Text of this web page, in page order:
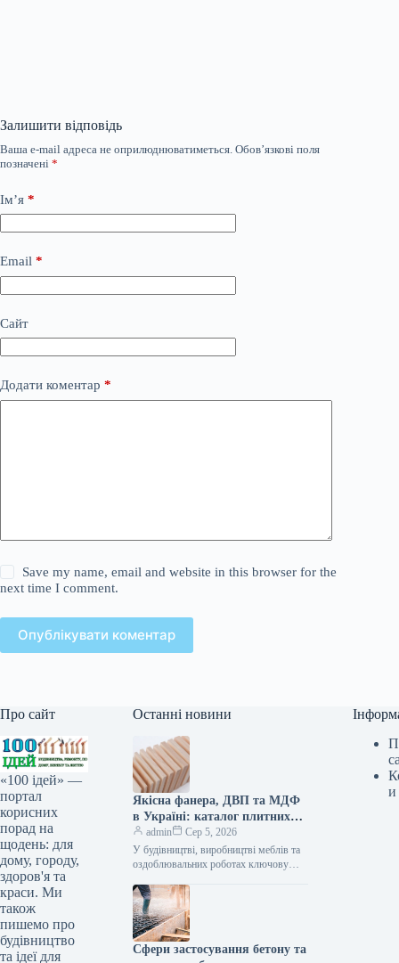
Залишити відповідь
Ваша e-mail адреса не оприлюднюватиметься. Обов’язкові поля
позначені *
Ім’я *
Email *
Сайт
Додати коментар *
Save my name, email and website in this browser for the
next time I comment.
Опублікувати коментар
Про сайт
«100 ідей» —
портал
корисних
порад на
щодень: для
дому, городу,
здоров'я та
краси. Ми
також
пишемо про
будівництво
та ідеї для
Останні новини
Якісна фанера, ДВП та МДФ
в Україні: каталог плитних
матеріалів від «ВІН-ВУД»
admin
Сер 5, 2026
У будівництві, виробництві меблів та
оздоблювальних роботах ключову
сировини. Компанія «ВІН-ВУД» уже
тривалий час займається…
Сфери застосування бетону та
и